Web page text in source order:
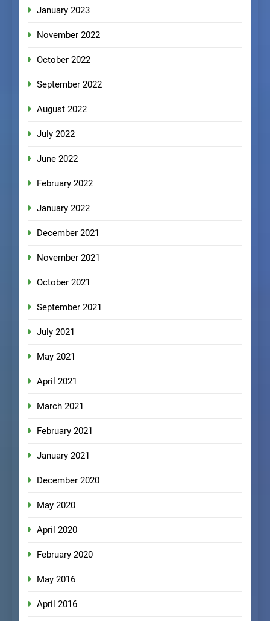
January 2023
November 2022
October 2022
September 2022
August 2022
July 2022
June 2022
February 2022
January 2022
December 2021
November 2021
October 2021
September 2021
July 2021
May 2021
April 2021
March 2021
February 2021
January 2021
December 2020
May 2020
April 2020
February 2020
May 2016
April 2016